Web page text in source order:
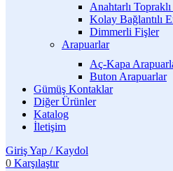
Anahtarlı
Kolay Bağlantılı
Dimmerli Fişler
Arapuarlar
Aç-Kapa
Buton Arapuarlar
Gümüş Kontaklar
Diğer Ürünler
Katalog
İletişim
Giriş Yap / Kaydol
0 Karşılaştır